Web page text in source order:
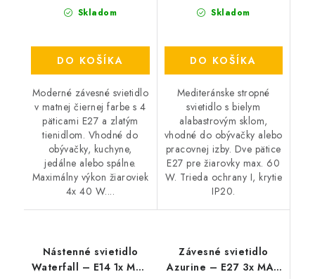
Skladom
DO KOŠÍKA
Moderné závesné svietidlo
v matnej čiernej farbe s 4
päticami E27 a zlatým
tienidlom. Vhodné do
obývačky, kuchyne,
jedálne alebo spálne.
Maximálny výkon žiaroviek
4x 40 W....
Skladom
DO KOŠÍKA
Mediteránske stropné
svietidlo s bielym
alabastrovým sklom,
vhodné do obývačky alebo
pracovnej izby. Dve pätice
E27 pre žiarovky max. 60
W. Trieda ochrany I, krytie
IP20.
Nástenné svietidlo
Waterfall – E14 1x MAX
Závesné svietidlo
Azurine – E27 3x MAX